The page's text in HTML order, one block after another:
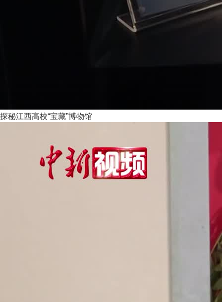
探秘江西高校“宝藏”博物馆